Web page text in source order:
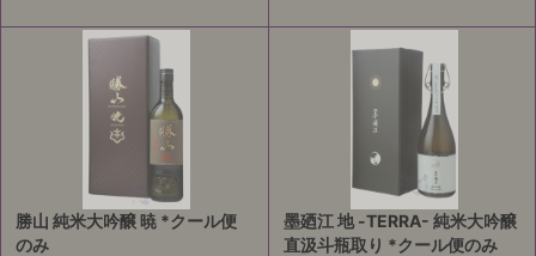
勝山 純米大吟醸 暁 *クール便
のみ
墨廼江 地 -TERRA- 純米大吟醸
直汲斗瓶取り *クール便のみ